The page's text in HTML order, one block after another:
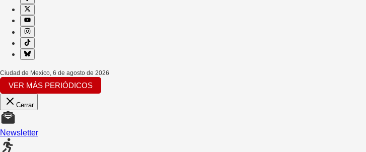
Ciudad de Mexico, 6 de agosto de 2026
VER MÁS PERIÓDICOS
Cerrar
Newsletter